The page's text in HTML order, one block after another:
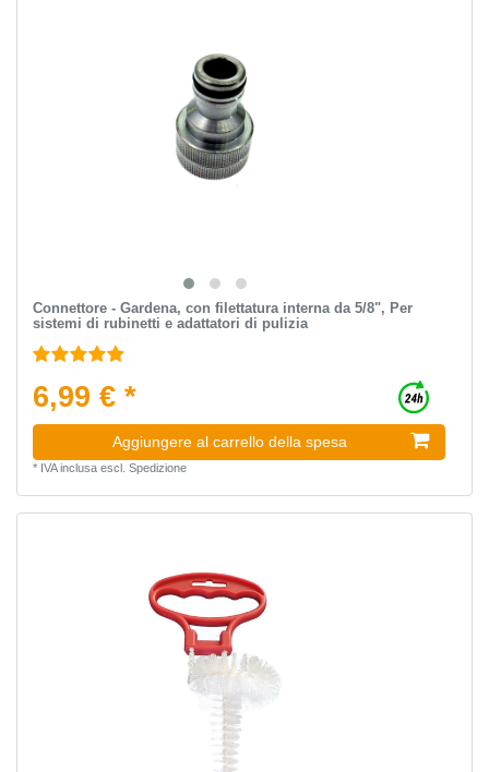
Connettore - Gardena, con filettatura interna da 5/8", Per
sistemi di rubinetti e adattatori di pulizia
6,99 € *
Aggiungere al carrello della spesa
* IVA inclusaescl. Spedizione